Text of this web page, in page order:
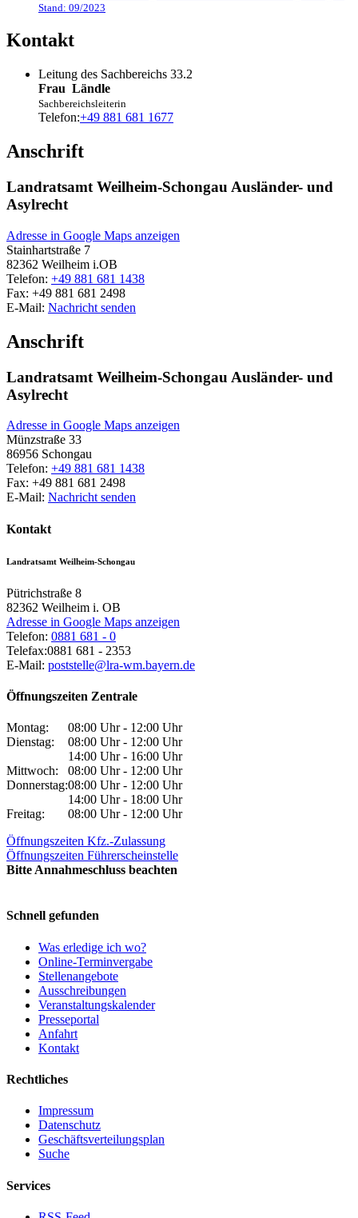
Stand: 09/2023
Kontakt
Leitung des Sachbereichs 33.2
Frau Ländle
Sachbereichsleiterin
Telefon:+49 881 681 1677
Anschrift
Landratsamt Weilheim-Schongau Ausländer- und
Asylrecht
Adresse in Google Maps anzeigen
Stainhartstraße 7
82362 Weilheim i.OB
Telefon: +49 881 681 1438
Fax: +49 881 681 2498
E-Mail: Nachricht senden
Anschrift
Landratsamt Weilheim-Schongau Ausländer- und
Asylrecht
Adresse in Google Maps anzeigen
Münzstraße 33
86956 Schongau
Telefon: +49 881 681 1438
Fax: +49 881 681 2498
E-Mail: Nachricht senden
Kontakt
Landratsamt Weilheim-Schongau
Pütrichstraße 8
82362 Weilheim i. OB
Adresse in Google Maps anzeigen
Telefon: 0881 681 - 0
Telefax:0881 681 - 2353
E-Mail: poststelle@lra-wm.bayern.de
Öffnungszeiten Zentrale
Montag:
08:00 Uhr - 12:00 Uhr
Dienstag:
08:00 Uhr - 12:00 Uhr
14:00 Uhr - 16:00 Uhr
Mittwoch:
08:00 Uhr - 12:00 Uhr
Donnerstag:08:00 Uhr - 12:00 Uhr
14:00 Uhr - 18:00 Uhr
Freitag:
08:00 Uhr - 12:00 Uhr
Öffnungszeiten Kfz.-Zulassung
Öffnungszeiten Führerscheinstelle
Bitte Annahmeschluss beachten
Schnell gefunden
Was erledige ich wo?
Online-Terminvergabe
Stellenangebote
Ausschreibungen
Veranstaltungskalender
Presseportal
Anfahrt
Kontakt
Rechtliches
Impressum
Datenschutz
Geschäftsverteilungsplan
Suche
Services